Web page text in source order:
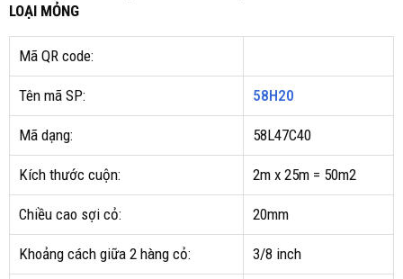
LOẠI MỎNG
Mã QR code:
Tên mã SP: 58H20
Mã dạng: 58L47C40
Kích thước cuộn: 2m x 25m = 50m2
Chiều cao sợi cỏ: 20mm
Khoảng cách giữa 2 hàng cỏ: 3/8 inch